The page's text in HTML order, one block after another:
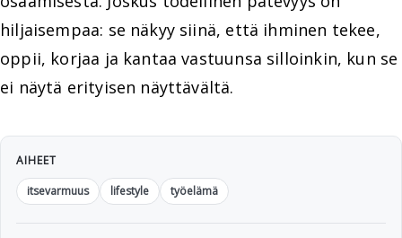
hiljaisempaa: se näkyy siinä, että ihminen tekee,
oppii, korjaa ja kantaa vastuunsa silloinkin, kun se
ei näytä erityisen näyttävältä.
AIHEET
itsevarmuus
lifestyle työelämä